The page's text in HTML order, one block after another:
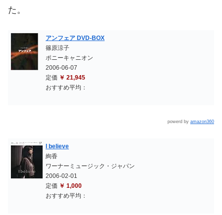
た。
アンフェア DVD-BOX
篠原涼子
ポニーキャニオン
2006-06-07
定価 ￥ 21,945
おすすめ平均：
powerd by amazon360
I believe
絢香
ワーナーミュージック・ジャパン
2006-02-01
定価 ￥ 1,000
おすすめ平均：